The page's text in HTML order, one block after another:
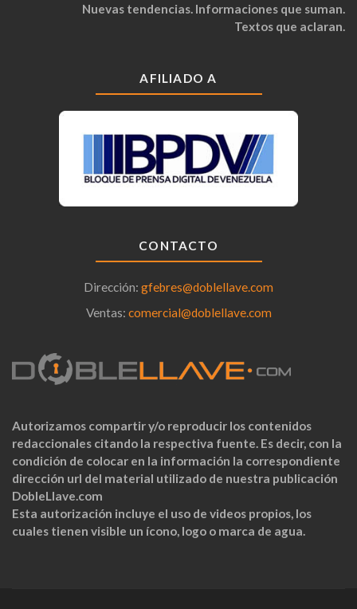
Nuevas tendencias. Informaciones que suman.
Textos que aclaran.
AFILIADO A
CONTACTO
Dirección: gfebres@doblellave.com
Ventas: comercial@doblellave.com
Autorizamos compartir y/o reproducir los contenidos
redaccionales citando la respectiva fuente. Es decir, con la
condición de colocar en la información la correspondiente
dirección url del material utilizado de nuestra publicación
DobleLlave.com
Esta autorización incluye el uso de videos propios, los
cuales tienen visible un ícono, logo o marca de agua.